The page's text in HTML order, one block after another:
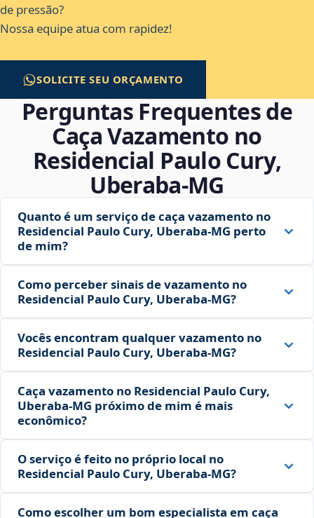
de pressão?
Nossa equipe atua com rapidez!
SOLICITE SEU ORÇAMENTO
Perguntas Frequentes de
Caça Vazamento no
Residencial Paulo Cury,
Uberaba‑MG
Quanto é um serviço de caça vazamento no
Residencial Paulo Cury, Uberaba‑MG perto
de mim?
Como perceber sinais de vazamento no
Residencial Paulo Cury, Uberaba‑MG?
Vocês encontram qualquer vazamento no
Residencial Paulo Cury, Uberaba‑MG?
Caça vazamento no Residencial Paulo Cury,
Uberaba‑MG próximo de mim é mais
econômico?
O serviço é feito no próprio local no
Residencial Paulo Cury, Uberaba‑MG?
Como escolher um bom especialista em caça